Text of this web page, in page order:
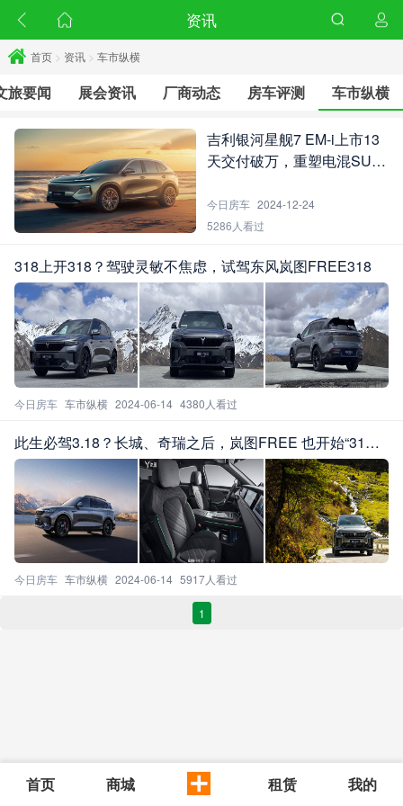
资讯
首页 > 资讯 > 车市纵横
旅要闻 展会资讯 厂商动态 房车评测 车市纵横
吉利银河星舰7 EM-i上市13
天交付破万，重塑电混SUV
今日房车 2024-12-24
5286人看过
318上开318？驾驶灵敏不焦虑，试驾东风岚图FREE318
今日房车 车市纵横 2024-06-14 4380人看过
此生必驾3.18？长城、奇瑞之后，岚图FREE 也开始“31
8”了
今日房车 车市纵横 2024-06-14 5917人看过
1
首页 商城 租赁 我的